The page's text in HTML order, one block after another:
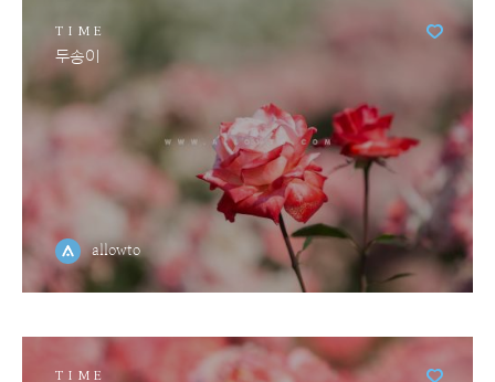
TIME
두송이
allowto
TIME